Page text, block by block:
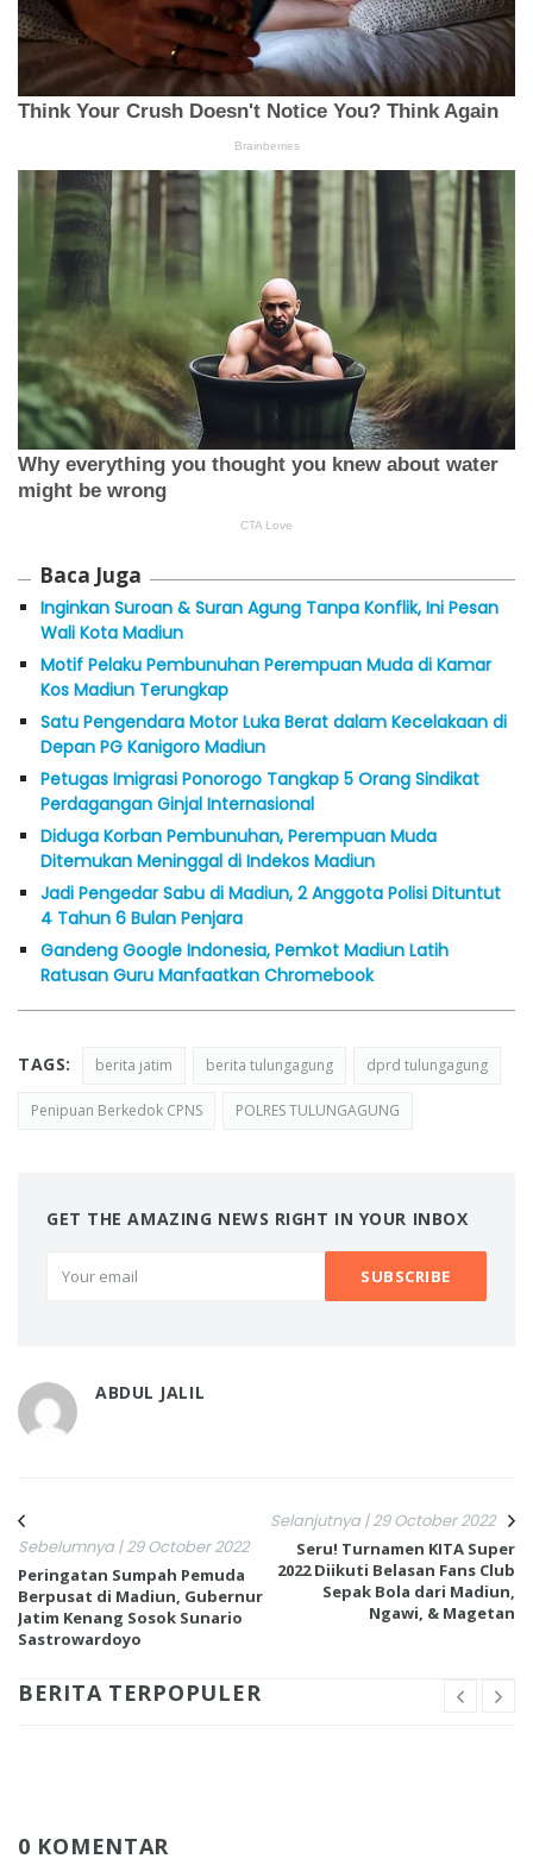
Baca Juga
Inginkan Suroan & Suran Agung Tanpa Konflik, Ini Pesan
Wali Kota Madiun
Motif Pelaku Pembunuhan Perempuan Muda di Kamar
Kos Madiun Terungkap
Satu Pengendara Motor Luka Berat dalam Kecelakaan di
Depan PG Kanigoro Madiun
Petugas Imigrasi Ponorogo Tangkap 5 Orang Sindikat
Perdagangan Ginjal Internasional
Diduga Korban Pembunuhan, Perempuan Muda
Ditemukan Meninggal di Indekos Madiun
Jadi Pengedar Sabu di Madiun, 2 Anggota Polisi Dituntut
4 Tahun 6 Bulan Penjara
Gandeng Google Indonesia, Pemkot Madiun Latih
Ratusan Guru Manfaatkan Chromebook
TAGS: berita jatim berita tulungagung dprd tulungagung
Penipuan Berkedok CPNS POLRES TULUNGAGUNG
GET THE AMAZING NEWS RIGHT IN YOUR INBOX
ABDUL JALIL
Sebelumnya | 29 October 2022
Peringatan Sumpah Pemuda
Berpusat di Madiun, Gubernur
Jatim Kenang Sosok Sunario
Sastrowardoyo
Selanjutnya | 29 October 2022
Seru! Turnamen KITA Super
2022 Diikuti Belasan Fans Club
Sepak Bola dari Madiun,
Ngawi, & Magetan
BERITA TERPOPULER
0 KOMENTAR